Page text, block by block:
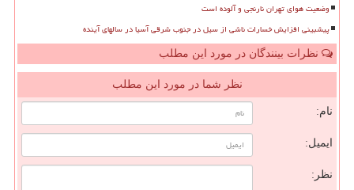
وضعیت هوای تهران نارنجی و آلوده است
پیشبینی افزایش خسارات ناشی از سیل در جنوب شرقی آسیا در سالهای آینده
نظرات بینندگان در مورد این مطلب
نظر شما در مورد این مطلب
نام:
ایمیل:
نظر: